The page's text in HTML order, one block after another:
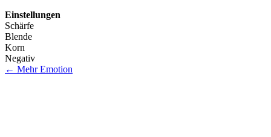
Einstellungen
Schärfe
Blende
Korn
Negativ
← Mehr Emotion